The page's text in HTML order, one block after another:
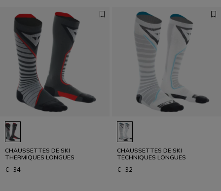
CHAUSSETTES DE SKI
THERMIQUES LONGUES
€ 34
CHAUSSETTES DE SKI
TECHNIQUES LONGUES
€ 32